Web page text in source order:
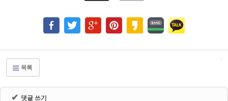
목록
✔ 댓글 쓰기